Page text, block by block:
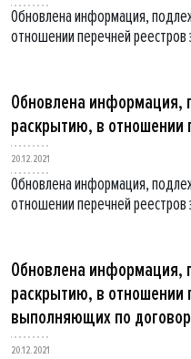
Обновлена информация,
отношении перечней реестров
Обновлена информация,
раскрытию, в отношении
20.12.2021
Обновлена информация,
отношении перечней реестров
Обновлена информация,
раскрытию, в отношении
выполняющих по
20.12.2021